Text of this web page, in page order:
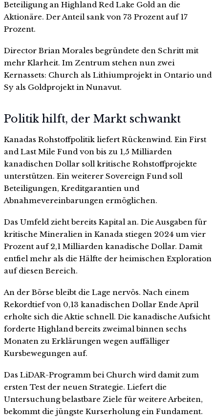
Beteiligung an Highland Red Lake Gold an die
Aktionäre. Der Anteil sank von 73 Prozent auf 17
Prozent.
Director Brian Morales begründete den Schritt mit
mehr Klarheit. Im Zentrum stehen nun zwei
Kernassets: Church als Lithiumprojekt in Ontario und
Sy als Goldprojekt in Nunavut.
Politik hilft, der Markt schwankt
Kanadas Rohstoffpolitik liefert Rückenwind. Ein First
and Last Mile Fund von bis zu 1,5 Milliarden
kanadischen Dollar soll kritische Rohstoffprojekte
unterstützen. Ein weiterer Sovereign Fund soll
Beteiligungen, Kreditgarantien und
Abnahmevereinbarungen ermöglichen.
Das Umfeld zieht bereits Kapital an. Die Ausgaben für
kritische Mineralien in Kanada stiegen 2024 um vier
Prozent auf 2,1 Milliarden kanadische Dollar. Damit
entfiel mehr als die Hälfte der heimischen Exploration
auf diesen Bereich.
An der Börse bleibt die Lage nervös. Nach einem
Rekordtief von 0,13 kanadischen Dollar Ende April
erholte sich die Aktie schnell. Die kanadische Aufsicht
forderte Highland bereits zweimal binnen sechs
Monaten zu Erklärungen wegen auffälliger
Kursbewegungen auf.
Das LiDAR-Programm bei Church wird damit zum
ersten Test der neuen Strategie. Liefert die
Untersuchung belastbare Ziele für weitere Arbeiten,
bekommt die jüngste Kurserholung ein Fundament.